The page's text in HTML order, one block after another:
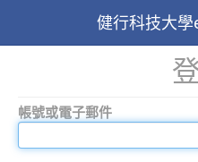
健行科技大
帳號或電子郵件